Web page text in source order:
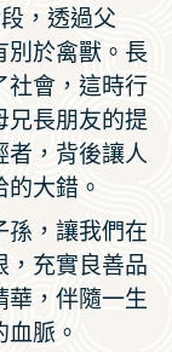
，透過父
別於禽獸。長
社會，這時行
兄長朋友的提
者，背後讓人
大錯。
孫，讓我們在
，充實良善品
華，伴隨一生
脈。